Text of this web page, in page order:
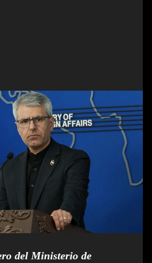
del Ministerio de